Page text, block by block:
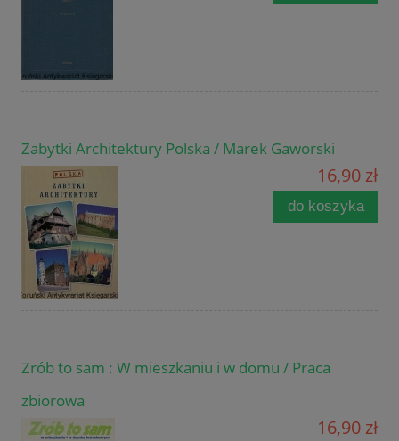
Zabytki Architektury Polska / Marek Gaworski
16,90 zł
do koszyka
Zrób to sam : W mieszkaniu i w domu / Praca
zbiorowa
16,90 zł